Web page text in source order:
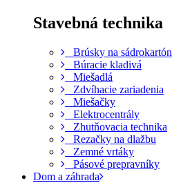
Stavebná technika
Brúsky na sádrokartón
Búracie kladivá
Miešadlá
Zdvíhacie zariadenia
Miešačky
Elektrocentrály
Zhutňovacia technika
Rezačky na dlažbu
Zemné vrtáky
Pásové prepravníky
Dom a záhrada